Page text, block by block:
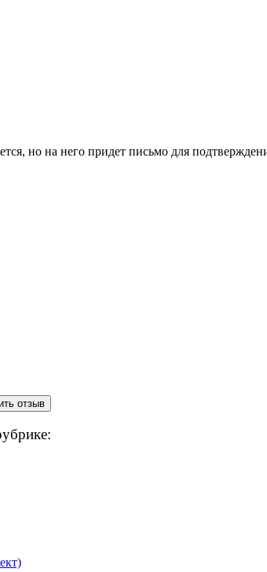
но на него придет письмо для